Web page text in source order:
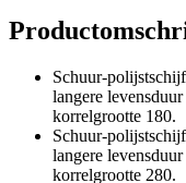
Schuur-
langere
korrelgrootte 180.
Schuur-
langere
korrelgrootte 280.